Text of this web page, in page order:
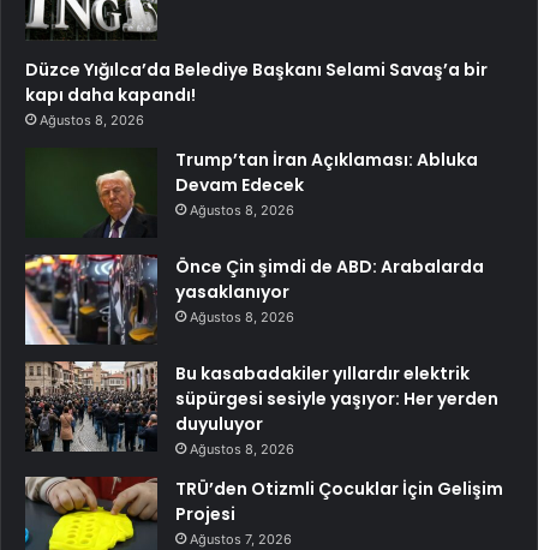
Düzce Yığılca’da Belediye Başkanı Selami Savaş’a bir
kapı daha kapandı!
Ağustos 8, 2026
Trump’tan İran Açıklaması: Abluka
Devam Edecek
Ağustos 8, 2026
Önce Çin şimdi de ABD: Arabalarda
yasaklanıyor
Ağustos 8, 2026
Bu kasabadakiler yıllardır elektrik
süpürgesi sesiyle yaşıyor: Her yerden
duyuluyor
Ağustos 8, 2026
TRÜ’den Otizmli Çocuklar İçin Gelişim
Projesi
Ağustos 7, 2026